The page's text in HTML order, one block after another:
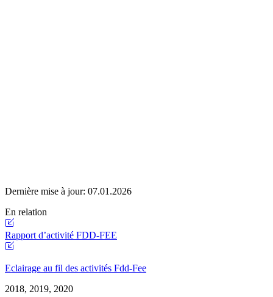
Dernière mise à jour: 07.01.2026
En relation
Rapport d’activité FDD-FEE
Eclairage au fil des activités Fdd-Fee
2018, 2019, 2020